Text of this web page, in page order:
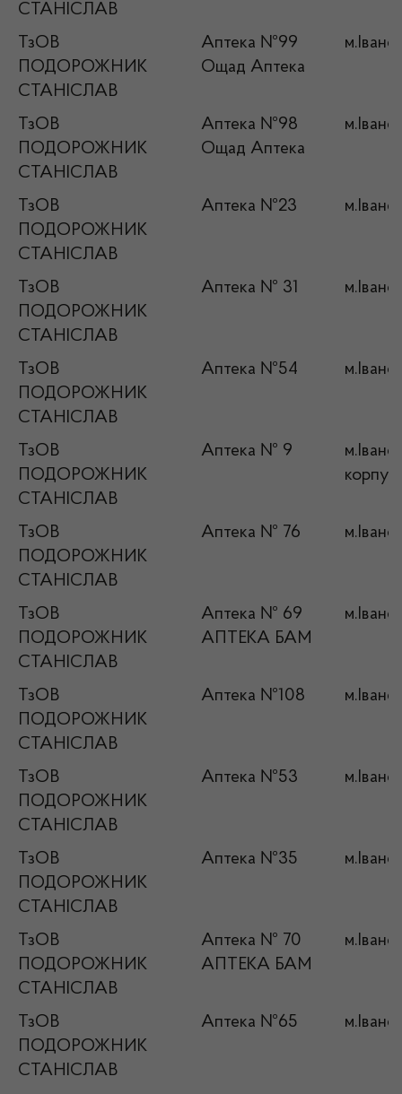
СТАНІСЛАВ
ТзОВ
ПОДОРОЖНИК
СТАНІСЛАВ
Аптека №99
Ощад Аптека
ТзОВ
ПОДОРОЖНИК
СТАНІСЛАВ
Аптека №98
Ощад Аптека
ТзОВ
ПОДОРОЖНИК
СТАНІСЛАВ
Аптека №23
ТзОВ
ПОДОРОЖНИК
СТАНІСЛАВ
Аптека № 31
ТзОВ
ПОДОРОЖНИК
СТАНІСЛАВ
Аптека №54
ТзОВ
ПОДОРОЖНИК
СТАНІСЛАВ
Аптека № 9
корпус
ТзОВ
ПОДОРОЖНИК
СТАНІСЛАВ
Аптека № 76
ТзОВ
ПОДОРОЖНИК
СТАНІСЛАВ
Аптека № 69
АПТЕКА БАМ
ТзОВ
ПОДОРОЖНИК
СТАНІСЛАВ
Аптека №108
ТзОВ
ПОДОРОЖНИК
СТАНІСЛАВ
Аптека №53
ТзОВ
ПОДОРОЖНИК
СТАНІСЛАВ
Аптека №35
ТзОВ
ПОДОРОЖНИК
СТАНІСЛАВ
Аптека № 70
АПТЕКА БАМ
ТзОВ
ПОДОРОЖНИК
СТАНІСЛАВ
Аптека №65